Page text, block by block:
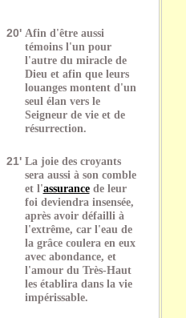
20' Afin d'être aussi
témoins l'un pour
l'autre du miracle de
Dieu et afin que leurs
louanges montent d'un
seul élan vers le
Seigneur de vie et de
résurrection.
21' La joie des croyants
sera aussi à son comble
et l'assurancede leur
foi deviendra insensée,
après avoir défailli à
l'extrême, car l'eau de
la grâce coulera en eux
avec abondance, et
l'amour du Très-Haut
les établira dans la vie
impérissable.